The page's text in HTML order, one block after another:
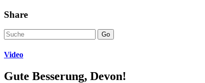
Share
Go
Video
Gute Besserung, Devon!